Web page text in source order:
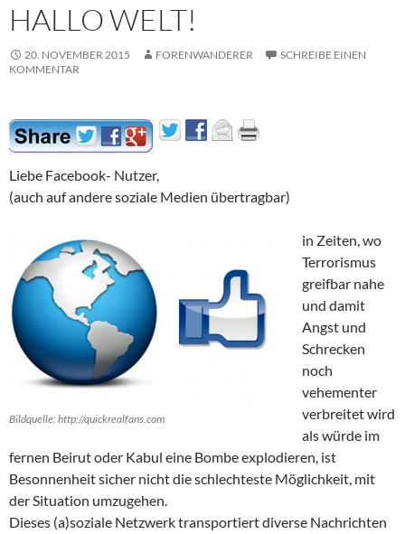
HALLO WELT!
20. NOVEMBER 2015 FORENWANDERER
SCHREIBE EINEN
KOMMENTAR
Liebe Facebook- Nutzer,
(auch auf andere soziale Medien übertragbar)
Bildquelle: http://quickrealfans.com
in Zeiten, wo
Terrorismus
greifbar nahe
und damit
Angst und
Schrecken
noch
vehementer
verbreitet wird
als würde im
fernen Beirut oder Kabul eine Bombe explodieren, ist
Besonnenheit sicher nicht die schlechteste Möglichkeit, mit
der Situation umzugehen.
Dieses (a)soziale Netzwerk transportiert diverse Nachrichten